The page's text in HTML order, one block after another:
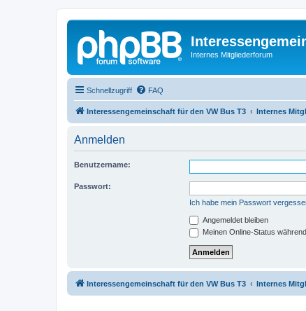
Internes Mitgliederforum
Schnellzugriff FAQ
Interessengemeinschaft für den VW Bus T3 Internes
Anmelden
Benutzername:
Passwort:
Ich habe mein Passwort
Angemeldet bleiben
Meinen Online-Status
Interessengemeinschaft für den VW Bus T3 Internes